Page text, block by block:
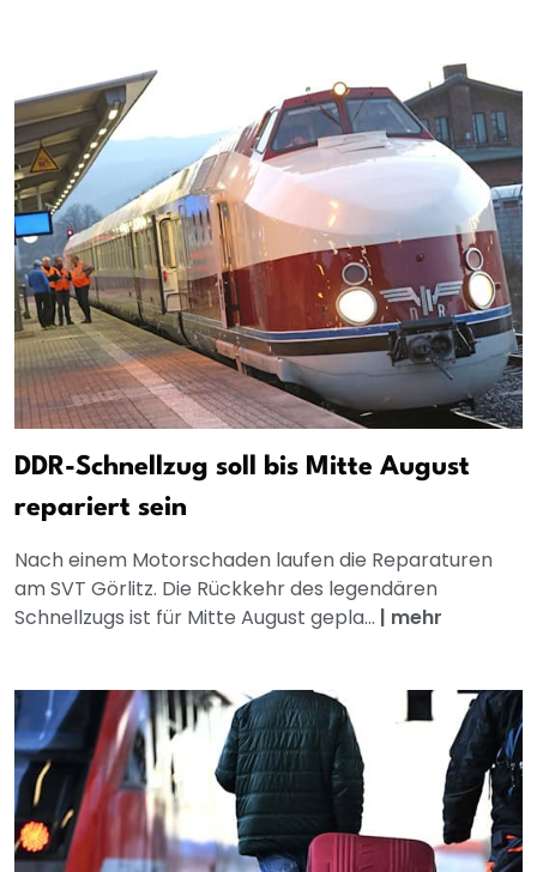
DDR-Schnellzug soll bis Mitte August
repariert sein
Nach einem Motorschaden laufen die Reparaturen
am SVT Görlitz. Die Rückkehr des legendären
Schnellzugs ist für Mitte August gepla... | mehr